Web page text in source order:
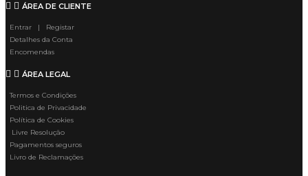
ÁREA DE CLIENTE
Entrar | Registar
Detalhes da Conta
Encomendas
ÁREA LEGAL
Termos e Condições
Politica de Privacidade
Política de Cookies
Livre Resolução
Pagamentos seguros
Livro de Reclamações